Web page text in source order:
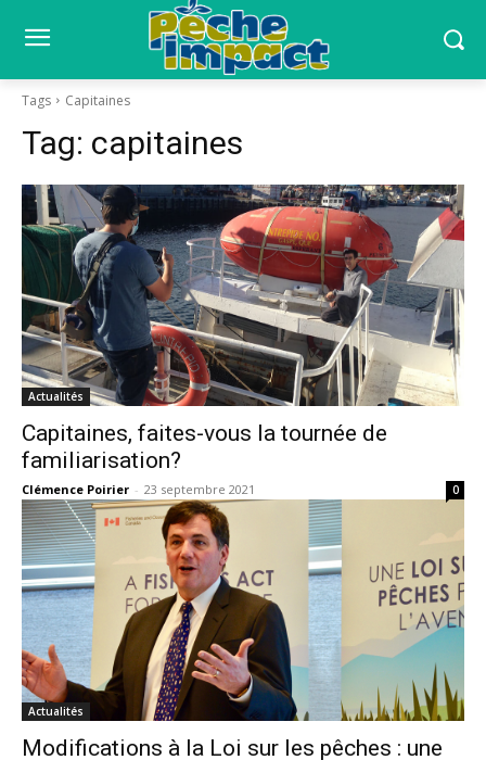
Tags Capitaines
Tag: capitaines
Actualités
Capitaines, faites-vous la tournée de
familiarisation?
Clémence Poirier - 23 septembre 2021 0
Actualités
Modifications à la Loi sur les pêches : une